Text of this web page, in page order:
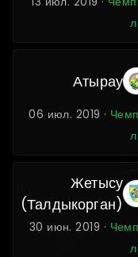
Атырау
06 июл. 2019 ·
Жетысу
(Талдыкорган)
30 июн. 2019 ·